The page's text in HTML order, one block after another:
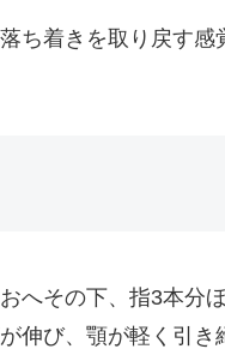
ち着きを取り戻す感
へその下、指3本分
伸び、顎が軽く引き